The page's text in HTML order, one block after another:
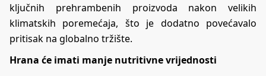
ključnih prehrambenih proizvoda nakon velikih
klimatskih poremećaja, što je dodatno povećavalo
pritisak na globalno tržište.
Hrana će imati manje nutritivne vrijednosti